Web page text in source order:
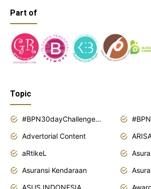
Part of
Topic
#BPN30dayChallenge2018
Advertorial Content
aRtikeL
Asuransi Kendaraan
ASUS INDONESIA